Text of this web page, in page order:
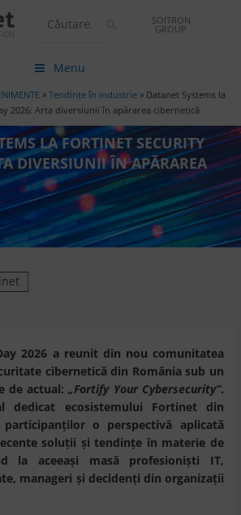
SOITRON
GROUP
Menu
» Tendințe în industrie» Datanet Systems la
2026: Arta diversiunii în apărarea cibernetică
LA FORTINET SECURITY
DIVERSIUNII ÎN APĂRAREA
2026 a reunit din nou comunitatea
cibernetică din România sub un
de actual:„Fortify Your Cybersecurity”.
dedicat ecosistemului Fortinet din
o perspectivă aplicată
soluții și tendințe în materie de
la aceeași masă profesioniști IT,
manageri și decidenți din organizații